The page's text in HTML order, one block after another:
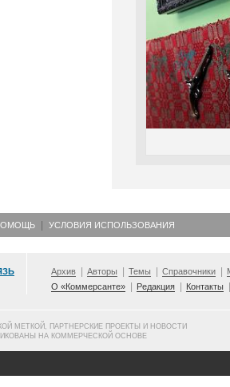
УСЛОВИЯ ИСПОЛЬЗОВАНИЯ
Архив Авторы Темы Справочники
О «Коммерсанте»
Редакция Контакты
МЕТКОЙ, ПАРТНЕРСКИЕ ПРОЕКТЫ И НОВОСТИ
НА КОММЕРЧЕСКОЙ ОСНОВЕ